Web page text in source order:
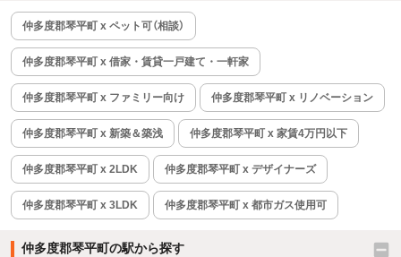
仲多度郡琴平町 x ペット可（相談）
仲多度郡琴平町 x 借家・賃貸一戸建て・一軒家
仲多度郡琴平町 x ファミリー向け 仲多度郡琴平町 x リノベーション
仲多度郡琴平町 x 新築＆築浅 仲多度郡琴平町 x 家賃4万円以下
仲多度郡琴平町 x 2LDK 仲多度郡琴平町 x デザイナーズ
仲多度郡琴平町 x 3LDK 仲多度郡琴平町 x 都市ガス使用可
仲多度郡琴平町の駅から探す